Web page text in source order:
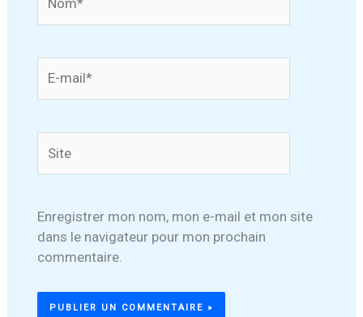
mail*
Enregistrer mon nom, mon e-mail et mon site
dans le navigateur pour mon prochain
commentaire.